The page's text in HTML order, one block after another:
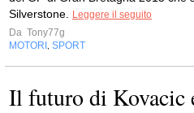
Silverstone.
Leggere il seguito
Da Tony77g
MOTORI
SPORT
Il futuro di Kovacic